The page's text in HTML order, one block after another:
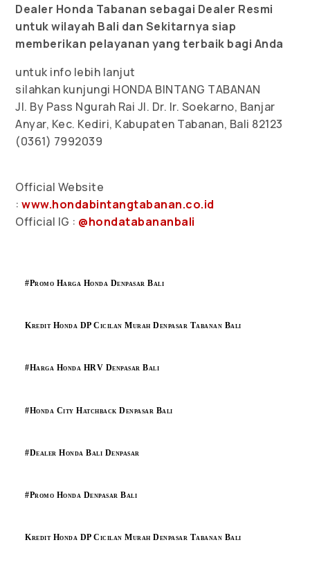
Dealer Honda Tabanan sebagai Dealer Resmi
untuk wilayah Bali dan Sekitarnya siap
memberikan pelayanan yang terbaik bagi Anda
untuk info lebih lanjut
silahkan kunjungi HONDA BINTANG TABANAN
Jl. By Pass Ngurah Rai Jl. Dr. Ir. Soekarno, Banjar
Anyar, Kec. Kediri, Kabupaten Tabanan, Bali 82123
(0361) 7992039
Official Website
:www.hondabintangtabanan.co.id
Official IG : @hondatabananbali
#Promo Harga Honda Denpasar Bali
Kredit Honda DP Cicilan Murah Denpasar Tabanan Bali
#Harga Honda HRV Denpasar Bali
#Honda City Hatchback Denpasar Bali
#Dealer Honda Bali Denpasar
#Promo Honda Denpasar Bali
Kredit Honda DP Cicilan Murah Denpasar Tabanan Bali